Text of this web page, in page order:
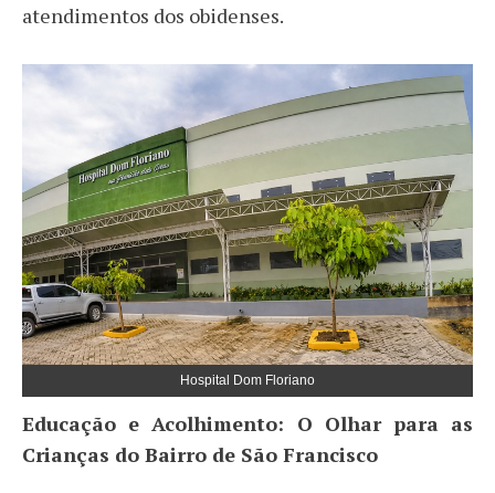
atendimentos dos obidenses.
Hospital Dom Floriano
​Educação e Acolhimento: O Olhar para as
Crianças do Bairro de São Francisco